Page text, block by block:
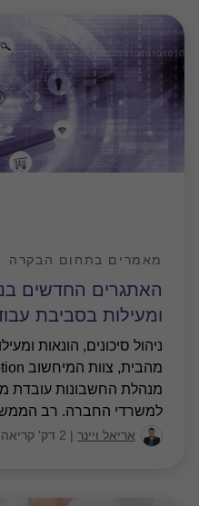
האתגרים החדשים
ומעילות בסביבת
מאמרים בתחום הבקרה
ניהול סיכונים, הונאות
מנהלת החשבונות עובדת
למשרדי החברה. רב
אריאל ויינר | 2 דק' קריאה